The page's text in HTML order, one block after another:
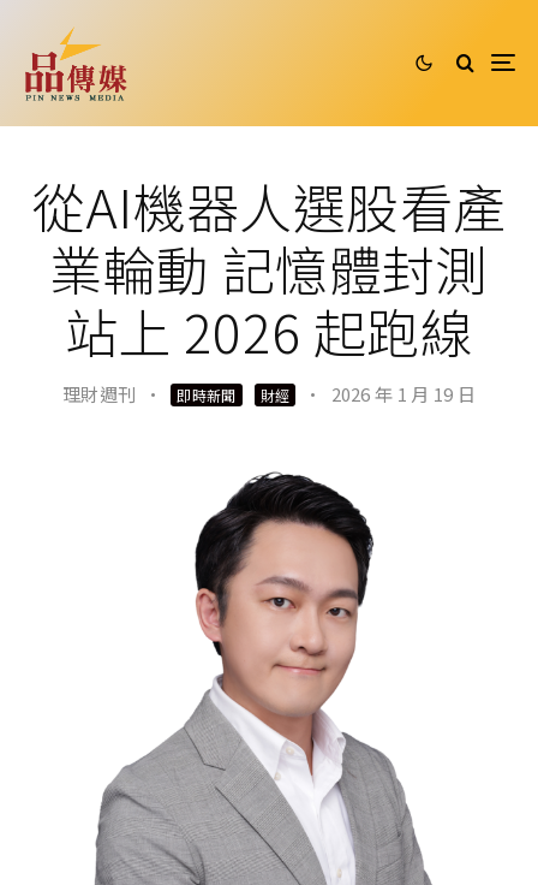
從AI機器人選股看產
業輪動 記憶體封測
站上 2026 起跑線
理財週刊 · 即時新聞 財經 · 2026 年 1 月 19 日